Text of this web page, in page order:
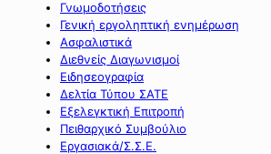
Γνωμοδοτήσεις
Γενική εργοληπτική ενημέρωση
Ασφαλιστικά
Διεθνείς Διαγωνισμοί
Ειδησεογραφία
Δελτία Τύπου ΣΑΤΕ
Εξελεγκτική Επιτροπή
Πειθαρχικό Συμβούλιο
Εργασιακά/Σ.Σ.Ε.